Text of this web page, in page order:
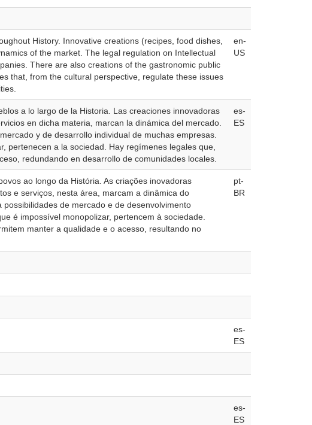
History. Innovative creations (recipes, food dishes,
of the market. The legal regulation on Intellectual
There are also creations of the gastronomic public
that, from the cultural perspective, regulate these issues
en-
US
a lo largo de la Historia. Las creaciones innovadoras
en dicha materia, marcan la dinámica del mercado.
y de desarrollo individual de muchas empresas.
pertenecen a la sociedad. Hay regímenes legales que,
redundando en desarrollo de comunidades locales.
es-
ES
ao longo da História. As criações inovadoras
e serviços, nesta área, marcam a dinâmica do
de mercado e de desenvolvimento
é impossível monopolizar, pertencem à sociedade.
manter a qualidade e o acesso, resultando no
pt-
BR
es-
ES
es-
ES